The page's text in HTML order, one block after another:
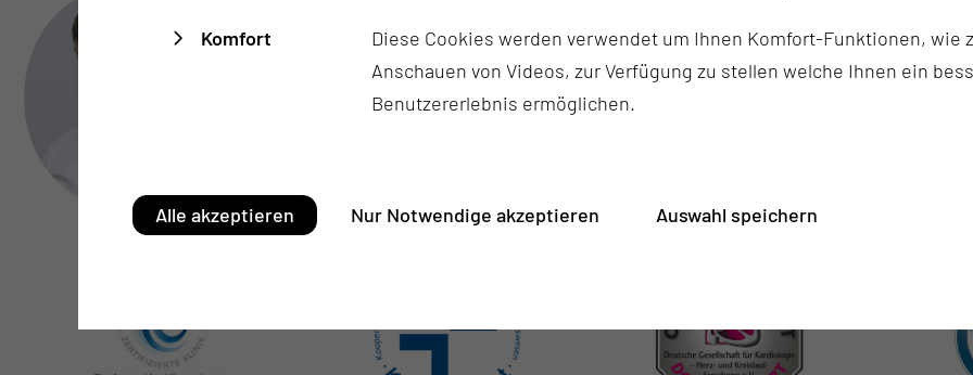
Michael Mallach
+49 355 46 3860
Komfort
Diese Cookies werden verwendet um Ihnen Komfort-Funktionen, wie
Anschauen von Videos, zur Verfügung zu stellen welche Ihnen ein
Benutzererlebnis ermöglichen.
Alle akzeptieren Nur Notwendige akzeptieren Auswahl speichern